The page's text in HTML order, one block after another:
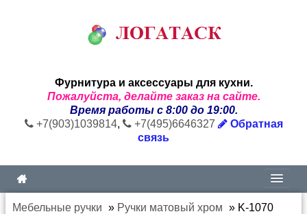
Фурнитура и аксессуары для кухни.
Пожалуйста, делайте заказ на сайте.
Время работы с 8:00 до 19:00.
+7(903)1039814, +7(495)6646327
Обратная
связь
Мебельные ручки » Ручки матовый хром » K-1070